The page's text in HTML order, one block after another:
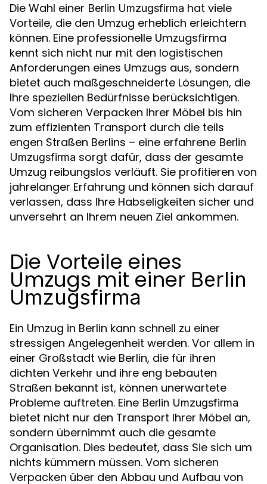
Die Wahl einer Berlin Umzugsfirma hat viele
Vorteile, die den Umzug erheblich erleichtern
können. Eine professionelle Umzugsfirma
kennt sich nicht nur mit den logistischen
Anforderungen eines Umzugs aus, sondern
bietet auch maßgeschneiderte Lösungen, die
Ihre speziellen Bedürfnisse berücksichtigen.
Vom sicheren Verpacken Ihrer Möbel bis hin
zum effizienten Transport durch die teils
engen Straßen Berlins – eine erfahrene Berlin
Umzugsfirma sorgt dafür, dass der gesamte
Umzug reibungslos verläuft. Sie profitieren von
jahrelanger Erfahrung und können sich darauf
verlassen, dass Ihre Habseligkeiten sicher und
unversehrt an Ihrem neuen Ziel ankommen.
Die Vorteile eines
Umzugs mit einer Berlin
Umzugsfirma
Ein Umzug in Berlin kann schnell zu einer
stressigen Angelegenheit werden. Vor allem in
einer Großstadt wie Berlin, die für ihren
dichten Verkehr und ihre eng bebauten
Straßen bekannt ist, können unerwartete
Probleme auftreten. Eine Berlin Umzugsfirma
bietet nicht nur den Transport Ihrer Möbel an,
sondern übernimmt auch die gesamte
Organisation. Dies bedeutet, dass Sie sich um
nichts kümmern müssen. Vom sicheren
Verpacken über den Abbau und Aufbau von